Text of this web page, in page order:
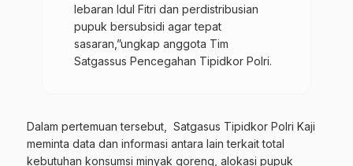
lebaran Idul Fitri dan perdistribusian
pupuk bersubsidi agar tepat
sasaran,”ungkap anggota Tim
Satgassus Pencegahan Tipidkor Polri.
Dalam pertemuan tersebut, Satgasus Tipidkor Polri Kaji
meminta data dan informasi antara lain terkait total
kebutuhan konsumsi minyak goreng, alokasi pupuk